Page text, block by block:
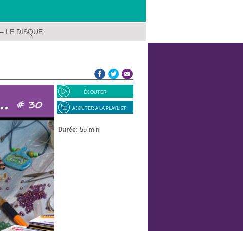
LE DISQUE
ÉCOUTER
AJOUTER A LA PLAYLIST
Durée: 55 min